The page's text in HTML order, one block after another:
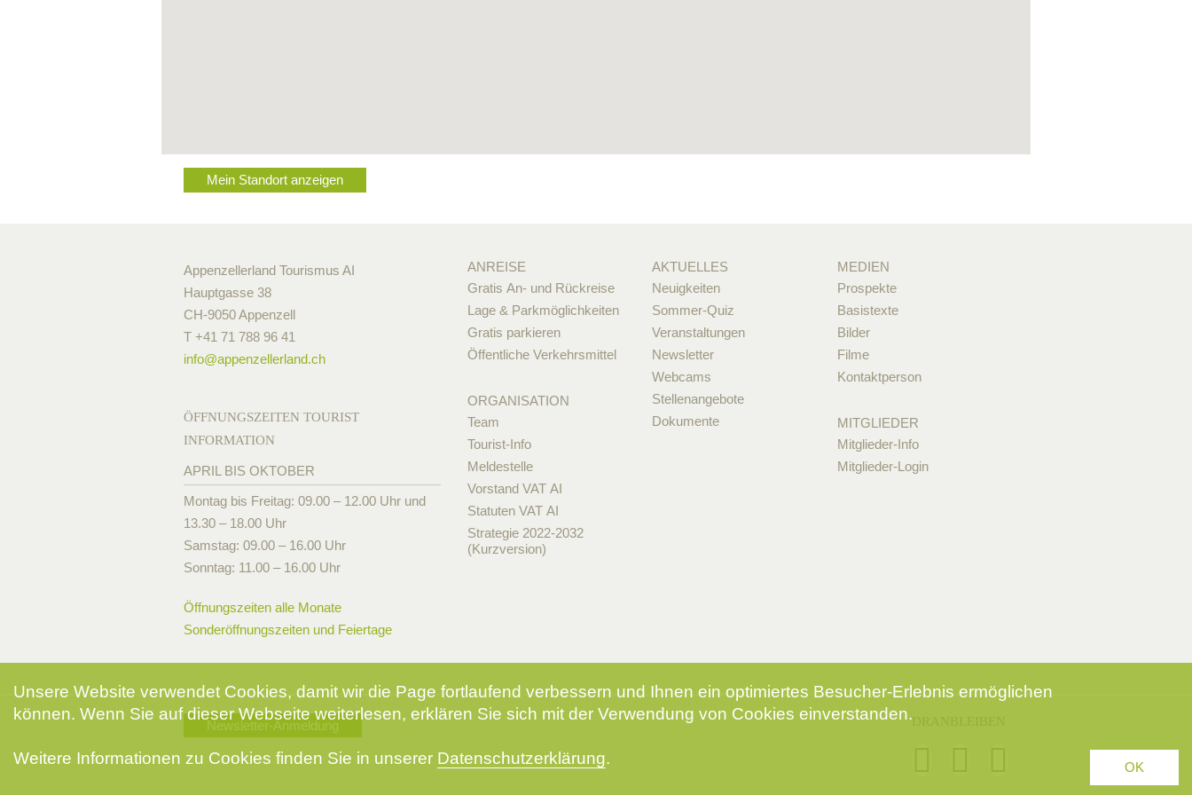
Mein Standort anzeigen
Appenzellerland Tourismus AI
Hauptgasse 38
CH-9050 Appenzell
T +41 71 788 96 41
info@appenzellerland.ch
ÖFFNUNGSZEITEN TOURIST
INFORMATION
APRIL BIS OKTOBER
Montag bis Freitag: 09.00 – 12.00 Uhr und
13.30 – 18.00 Uhr
Samstag: 09.00 – 16.00 Uhr
Sonntag: 11.00 – 16.00 Uhr
Öffnungszeiten alle Monate
Sonderöffnungszeiten und Feiertage
ANREISE
Gratis An- und Rückreise
Lage & Parkmöglichkeiten
Gratis parkieren
Öffentliche Verkehrsmittel
ORGANISATION
Team
Tourist-Info
Meldestelle
Vorstand VAT AI
Statuten VAT AI
Strategie 2022-2032
(Kurzversion)
AKTUELLES
Neuigkeiten
Sommer-Quiz
Veranstaltungen
Newsletter
Webcams
Stellenangebote
Dokumente
MEDIEN
Prospekte
Basistexte
Bilder
Filme
Kontaktperson
MITGLIEDER
Mitglieder-Info
Mitglieder-Login
Newsletter-Anmeldung
Unsere Website verwendet Cookies, damit wir die Page fortlaufend verbessern und Ihnen ein optimiertes Besucher-Erlebnis ermöglichen
können. Wenn Sie auf dieser Webseite weiterlesen, erklären Sie sich mit der Verwendung von Cookies einverstanden.
Weitere Informationen zu Cookies finden Sie in unserer Datenschutzerklärung. OK